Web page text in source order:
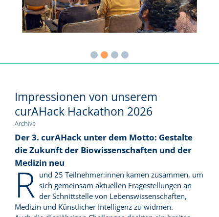
Impressionen von unserem
curAHack Hackathon 2026
Archive
Der 3. curAHack unter dem Motto: Gestalte
die Zukunft der Biowissenschaften und der
Medizin neu
R und 25 Teilnehmer:innen kamen zusammen, um
sich gemeinsam aktuellen Fragestellungen an
der Schnittstelle von Lebenswissenschaften,
Medizin und Künstlicher Intelligenz zu widmen.